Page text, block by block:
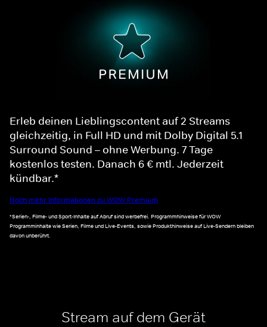
Erleb deinen Lieblingscontent auf 2 Streams
gleichzeitig, in Full HD und mit Dolby Digital 5.1
Surround Sound – ohne Werbung. 7 Tage
kostenlos testen. Danach 6 € mtl. Jederzeit
kündbar.*
Noch mehr Informationen zu WOW Premium
*Serien-, Filme- und Sport-Inhalte auf Abruf sind werbefrei. Programmhinweise für WOW
Programminhalte wie Serien, Filme und Live-Events, sowie Produkthinweise auf Live-Sendern bleiben
davon unberührt.
Stream auf dem Gerät